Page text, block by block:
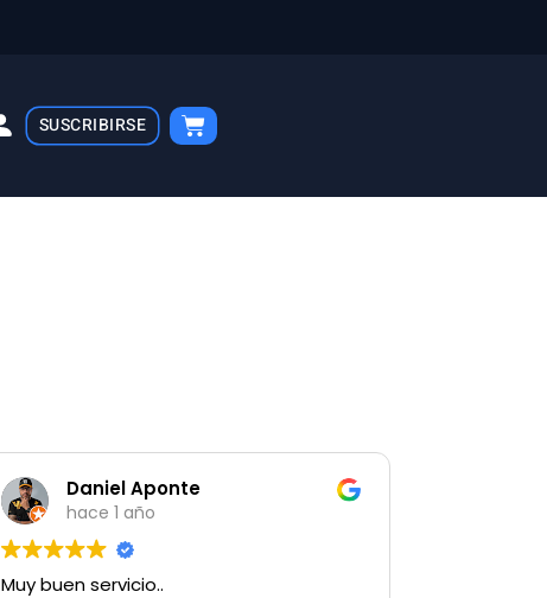
SUSCRIBIRSE Cart
Daniel Aponte
hace 1 año
Muy buen servicio..